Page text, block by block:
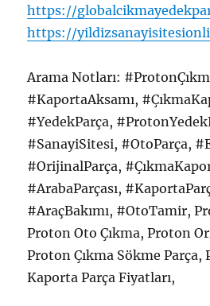
https://
https://
Arama Notları:
#KaportaAksamı,
#YedekParça,
#SanayiSitesi, #OtoParça,
#OrijinalParça,
#ArabaParçası,
#AraçBakımı, #OtoTamir,
Proton Oto Çıkma, Proton
Proton Çıkma Sökme Parça,
Kaporta Parça Fiyatları,